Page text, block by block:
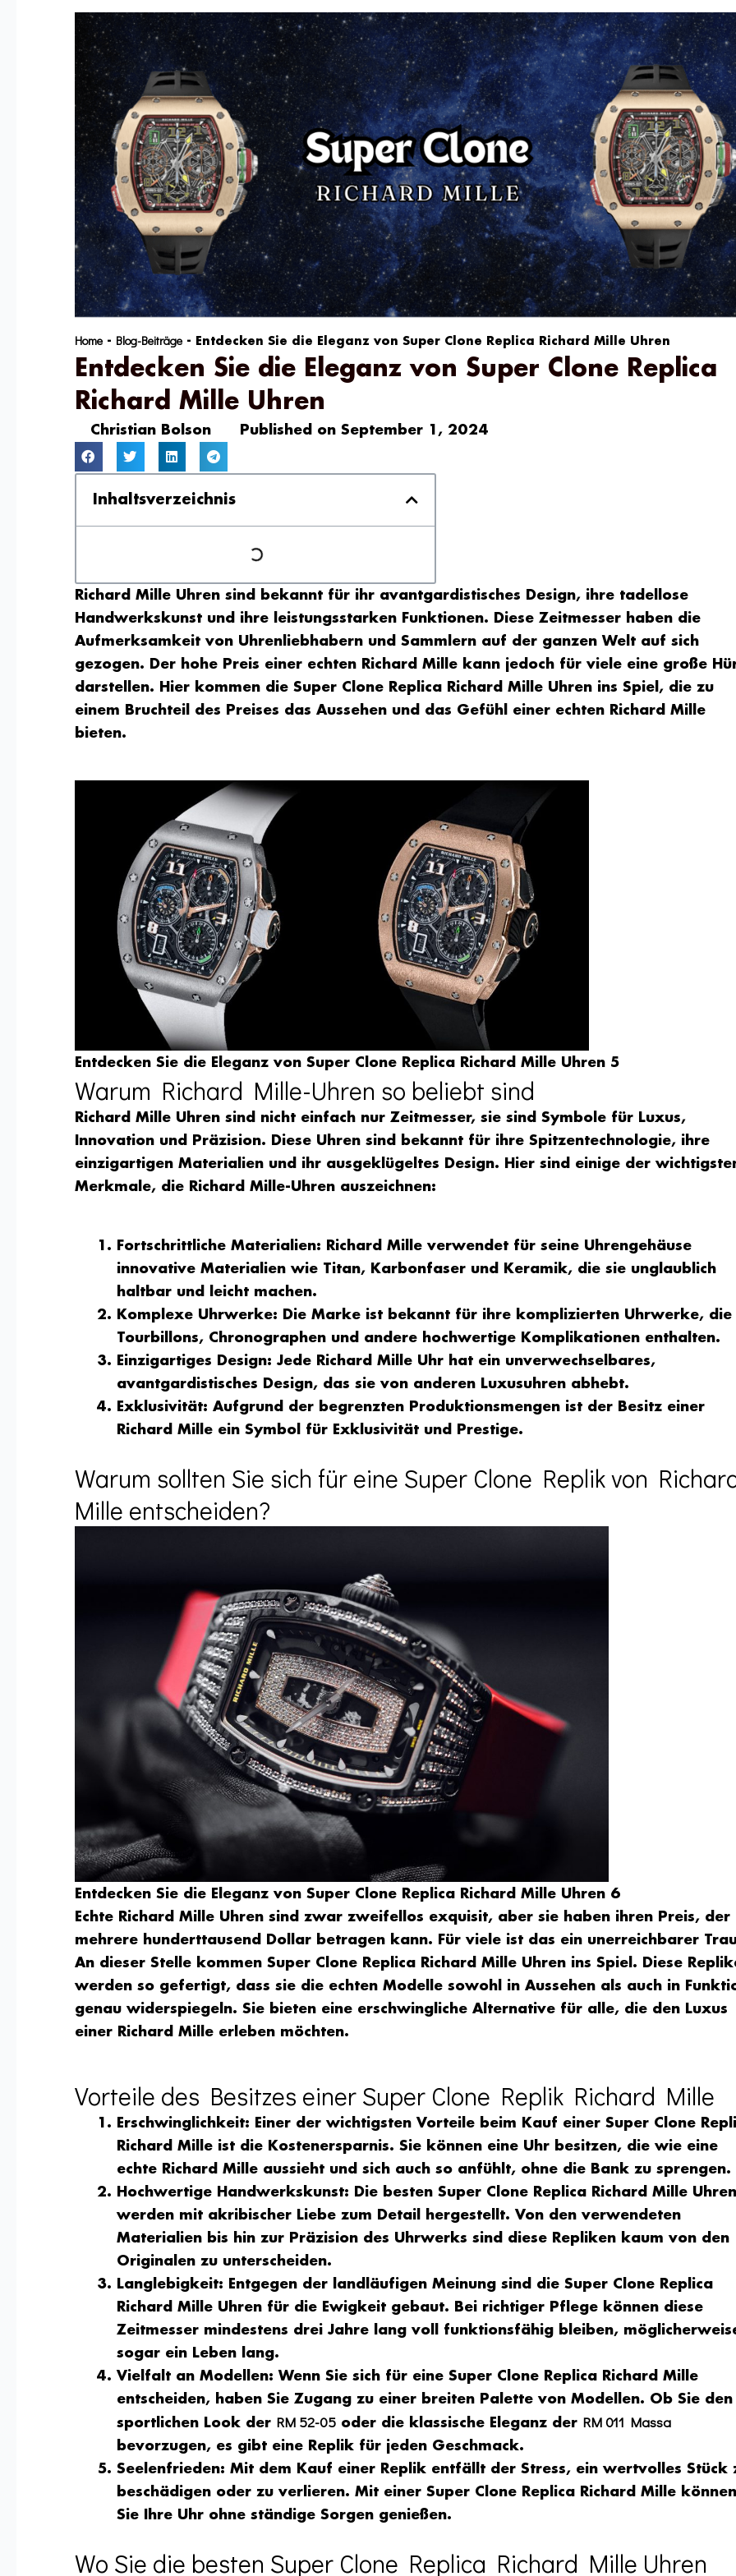
Home - Blog-Beiträge - Entdecken Sie die Eleganz von Super Clone Replica Richard Mille Uhren
Entdecken Sie die Eleganz von Super Clone Replica
Richard Mille Uhren
Christian Bolson Published on September 1, 2024
Inhaltsverzeichnis
Richard Mille Uhren sind bekannt für ihr avantgardistisches Design, ihre tadellose
Handwerkskunst und ihre leistungsstarken Funktionen. Diese Zeitmesser haben die
Aufmerksamkeit von Uhrenliebhabern und Sammlern auf der ganzen Welt auf sich
gezogen. Der hohe Preis einer echten Richard Mille kann jedoch für viele eine große
darstellen. Hier kommen die Super Clone Replica Richard Mille Uhren ins Spiel, die zu
einem Bruchteil des Preises das Aussehen und das Gefühl einer echten Richard Mille
bieten.
Entdecken Sie die Eleganz von Super Clone Replica Richard Mille Uhren 5
Warum Richard Mille-Uhren so beliebt sind
Richard Mille Uhren sind nicht einfach nur Zeitmesser, sie sind Symbole für Luxus,
Innovation und Präzision. Diese Uhren sind bekannt für ihre Spitzentechnologie, ihre
einzigartigen Materialien und ihr ausgeklügeltes Design. Hier sind einige der
Merkmale, die Richard Mille-Uhren auszeichnen:
Fortschrittliche Materialien: Richard Mille verwendet für seine Uhrengehäuse
innovative Materialien wie Titan, Karbonfaser und Keramik, die sie unglaublich
haltbar und leicht machen.
Komplexe Uhrwerke: Die Marke ist bekannt für ihre komplizierten Uhrwerke,
Tourbillons, Chronographen und andere hochwertige Komplikationen enthalten.
Einzigartiges Design: Jede Richard Mille Uhr hat ein unverwechselbares,
avantgardistisches Design, das sie von anderen Luxusuhren abhebt.
Exklusivität: Aufgrund der begrenzten Produktionsmengen ist der Besitz einer
Richard Mille ein Symbol für Exklusivität und Prestige.
Warum sollten Sie sich für eine Super Clone Replik von
Mille entscheiden?
Entdecken Sie die Eleganz von Super Clone Replica Richard Mille Uhren 6
Echte Richard Mille Uhren sind zwar zweifellos exquisit, aber sie haben ihren Preis, der
mehrere hunderttausend Dollar betragen kann. Für viele ist das ein unerreichbarer
An dieser Stelle kommen Super Clone Replica Richard Mille Uhren ins Spiel. Diese
werden so gefertigt, dass sie die echten Modelle sowohl in Aussehen als auch in
genau widerspiegeln. Sie bieten eine erschwingliche Alternative für alle, die den Luxus
einer Richard Mille erleben möchten.
Vorteile des Besitzes einer Super Clone Replik Richard Mille
Erschwinglichkeit: Einer der wichtigsten Vorteile beim Kauf einer Super Clone
Richard Mille ist die Kostenersparnis. Sie können eine Uhr besitzen, die wie eine
echte Richard Mille aussieht und sich auch so anfühlt, ohne die Bank zu sprengen.
Hochwertige Handwerkskunst: Die besten Super Clone Replica Richard Mille Uhren
werden mit akribischer Liebe zum Detail hergestellt. Von den verwendeten
Materialien bis hin zur Präzision des Uhrwerks sind diese Repliken kaum von den
Originalen zu unterscheiden.
Langlebigkeit: Entgegen der landläufigen Meinung sind die Super Clone Replica
Richard Mille Uhren für die Ewigkeit gebaut. Bei richtiger Pflege können diese
Zeitmesser mindestens drei Jahre lang voll funktionsfähig bleiben,
sogar ein Leben lang.
Vielfalt an Modellen: Wenn Sie sich für eine Super Clone Replica Richard Mille
entscheiden, haben Sie Zugang zu einer breiten Palette von Modellen. Ob Sie den
sportlichen Look der RM 52-05 oder die klassische Eleganz der RM 011 Massa
bevorzugen, es gibt eine Replik für jeden Geschmack.
Seelenfrieden: Mit dem Kauf einer Replik entfällt der Stress, ein wertvolles Stück
beschädigen oder zu verlieren. Mit einer Super Clone Replica Richard Mille können
Sie Ihre Uhr ohne ständige Sorgen genießen.
Wo Sie die besten Super Clone Replica Richard Mille Uhren